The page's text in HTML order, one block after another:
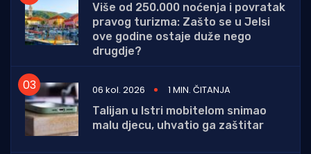
Više od 250.000 noćenja i povratak
pravog turizma: Zašto se u Jelsi
ove godine ostaje duže nego
drugdje?
06 kol. 2026
1 MIN. ČITANJA
Talijan u Istri mobitelom snimao
malu djecu, uhvatio ga zaštitar